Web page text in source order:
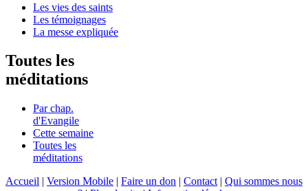
Les vies des saints
Les témoignages
La messe expliquée
Toutes les
méditations
Par chap.
d'Evangile
Cette semaine
Toutes les
méditations
Accueil | Version Mobile | Faire un don | Contact | Qui sommes nous